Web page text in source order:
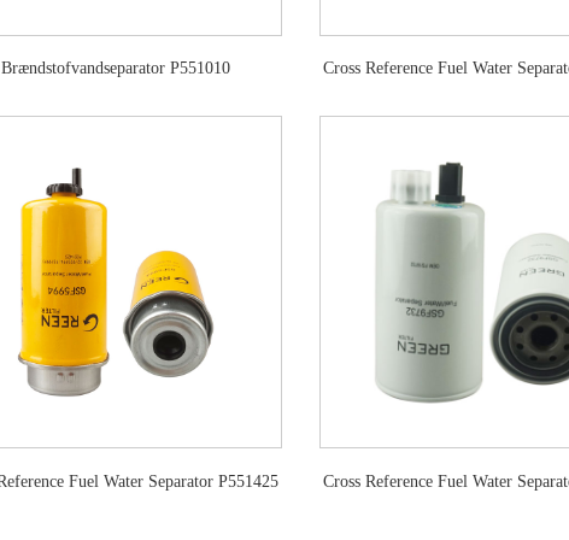
Brændstofvandseparator P551010 Cross Reference Fuel Water
Fuel Water Separator P551425 Cross Reference Fuel Water